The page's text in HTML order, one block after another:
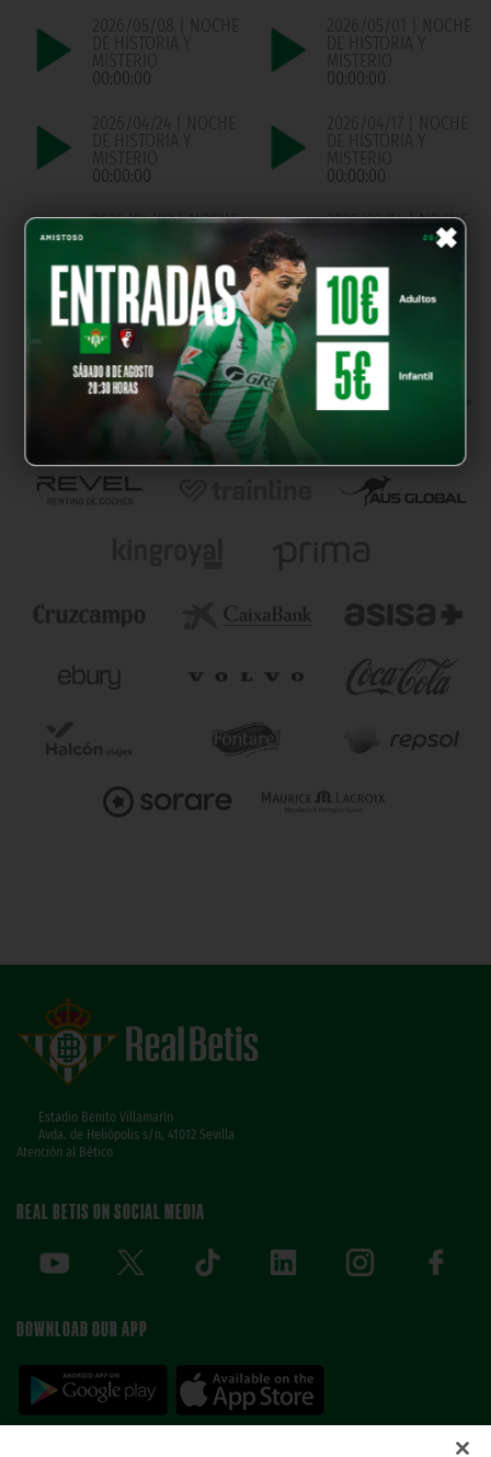
×
2026/05/08 | NOCHE
DE HISTORIA Y
MISTERIO
00:00:00
2026/05/01 | NOCHE
DE HISTORIA Y
MISTERIO
00:00:00
2026/04/24 | NOCHE
DE HISTORIA Y
MISTERIO
00:00:00
2026/04/17 | NOCHE
DE HISTORIA Y
MISTERIO
00:00:00
2026/04/03 | NOCHE
00:00:00
2025/03/14 | NOCHE
DE HSITORIA Y
00:00:00
OUR PARTNERS
Estadio Benito Villamarín
Avda. de Heliópolis s/n, 41012 Sevilla
Atención al Bético
REAL BETIS ON SOCIAL MEDIA
DOWNLOAD OUR APP